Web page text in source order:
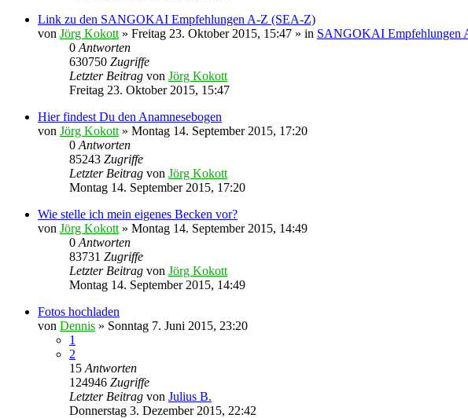
Link zu den SANGOKAI Empfehlungen A-Z (SEA-Z)
von Jörg Kokott » Freitag 23. Oktober 2015, 15:47 » in SANGOKAI Empfehlungen
0 Antworten
630750 Zugriffe
Letzter Beitrag von Jörg Kokott
Freitag 23. Oktober 2015, 15:47
Hier findest Du den Anamnesebogen
von Jörg Kokott » Montag 14. September 2015, 17:20
0 Antworten
85243 Zugriffe
Letzter Beitrag von Jörg Kokott
Montag 14. September 2015, 17:20
Wie stelle ich mein eigenes Becken vor?
von Jörg Kokott » Montag 14. September 2015, 14:49
0 Antworten
83731 Zugriffe
Letzter Beitrag von Jörg Kokott
Montag 14. September 2015, 14:49
Fotos hochladen
von Dennis » Sonntag 7. Juni 2015, 23:20
1
2
15 Antworten
124946 Zugriffe
Letzter Beitrag von Julius B.
Donnerstag 3. Dezember 2015, 22:42